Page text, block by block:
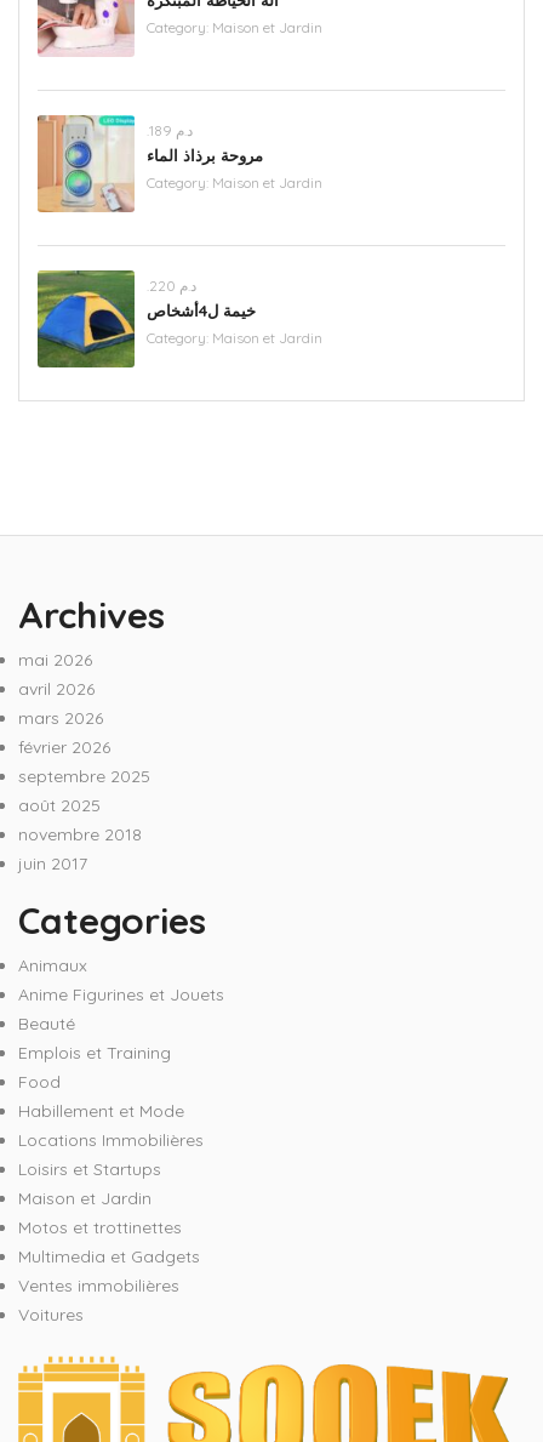
Category: Maison et Jardin
.د.م 189
مروحة برذاذ الماء
Category: Maison et Jardin
.د.م 220
خيمة ل4أشخاص
Category: Maison et Jardin
Archives
mai 2026
avril 2026
mars 2026
février 2026
septembre 2025
août 2025
novembre 2018
juin 2017
Categories
Animaux
Anime Figurines et Jouets
Beauté
Emplois et Training
Food
Habillement et Mode
Locations Immobilières
Loisirs et Startups
Maison et Jardin
Motos et trottinettes
Multimedia et Gadgets
Ventes immobilières
Voitures